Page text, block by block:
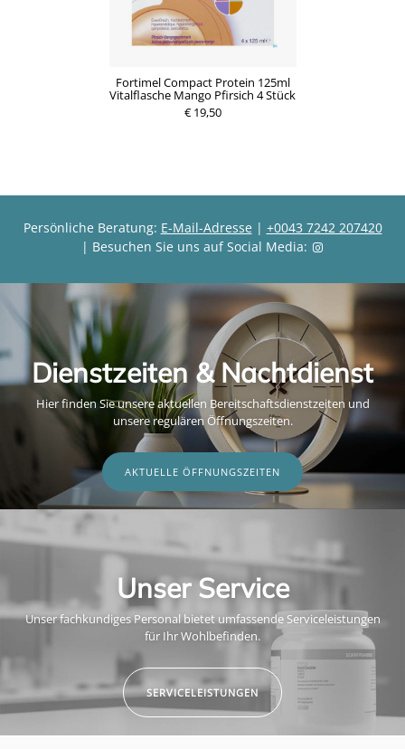
Fortimel Compact Protein 125ml
Vitalflasche Mango Pfirsich 4 Stück
€ 19,50
Persönliche Beratung: E-Mail-Adresse | +0043 7242 207420
| Besuchen Sie uns auf Social Media:
Dienstzeiten & Nachtdienst
Hier finden Sie unsere aktuellen Bereitschaftsdienstzeiten und
unsere regulären Öffnungszeiten.
AKTUELLE ÖFFNUNGSZEITEN
Unser Service
Unser fachkundiges Personal bietet umfassende Serviceleistungen
für Ihr Wohlbefinden.
SERVICELEISTUNGEN